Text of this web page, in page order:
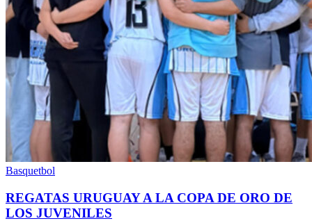
Basquetbol
REGATAS URUGUAY A LA COPA DE ORO DE
LOS JUVENILES